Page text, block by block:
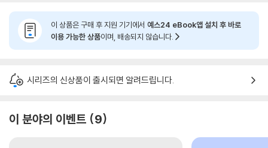
이 상품은 구매 후 지원 기기에서 예스24 eBook앱 설치 후 바로
이용 가능한 상품이며, 배송되지 않습니다.
시리즈의 신상품이 출시되면 알려드립니다.
이 분야의 이벤트 9